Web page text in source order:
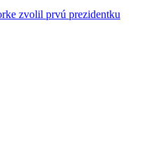
zvolil prvú prezidentku